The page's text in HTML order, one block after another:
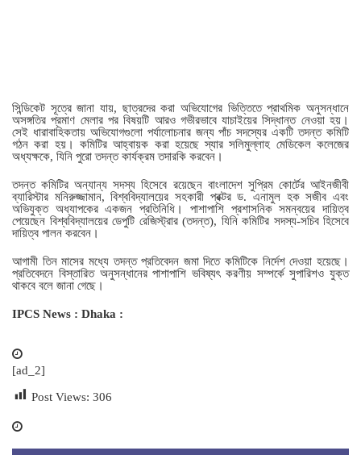
সিন্ডিকেট সূত্রে জানা যায়, ছাত্রদের করা অভিযোগের ভিত্তিতে প্রাথমিক অনুসন্ধানে
অসঙ্গতির প্রমাণ মেলার পর বিষয়টি আরও গভীরভাবে যাচাইয়ের সিদ্ধান্ত নেওয়া হয়।
সেই ধারাবাহিকতায় অভিযোগগুলো পর্যালোচনার জন্য পাঁচ সদস্যের একটি তদন্ত কমিটি
গঠন করা হয়। কমিটির আহ্বায়ক করা হয়েছে স্যার সলিমুল্লাহ মেডিকেল কলেজের
অধ্যক্ষকে, যিনি পুরো তদন্ত কার্যক্রম তদারকি করবেন।
তদন্ত কমিটির অন্যান্য সদস্য হিসেবে রয়েছেন বাংলাদেশ সুপ্রিম কোর্টের আইনজীবী
ব্যারিস্টার মনিরুজ্জামান, বিশ্ববিদ্যালয়ের সহকারী প্রক্টর ড. এনামুল হক সজীব এবং
অভিযুক্ত অধ্যাপকের একজন প্রতিনিধি। পাশাপাশি প্রশাসনিক সমন্বয়ের দায়িত্ব
পেয়েছেন বিশ্ববিদ্যালয়ের ডেপুটি রেজিস্ট্রার (তদন্ত), যিনি কমিটির সদস্য-সচিব হিসেবে
দায়িত্ব পালন করবেন।
আগামী তিন মাসের মধ্যে তদন্ত প্রতিবেদন জমা দিতে কমিটিকে নির্দেশ দেওয়া হয়েছে।
প্রতিবেদনে বিস্তারিত অনুসন্ধানের পাশাপাশি ভবিষ্যৎ করণীয় সম্পর্কে সুপারিশও যুক্ত
থাকবে বলে জানা গেছে।
IPCS News : Dhaka :
[ad_2]
Post Views: 306